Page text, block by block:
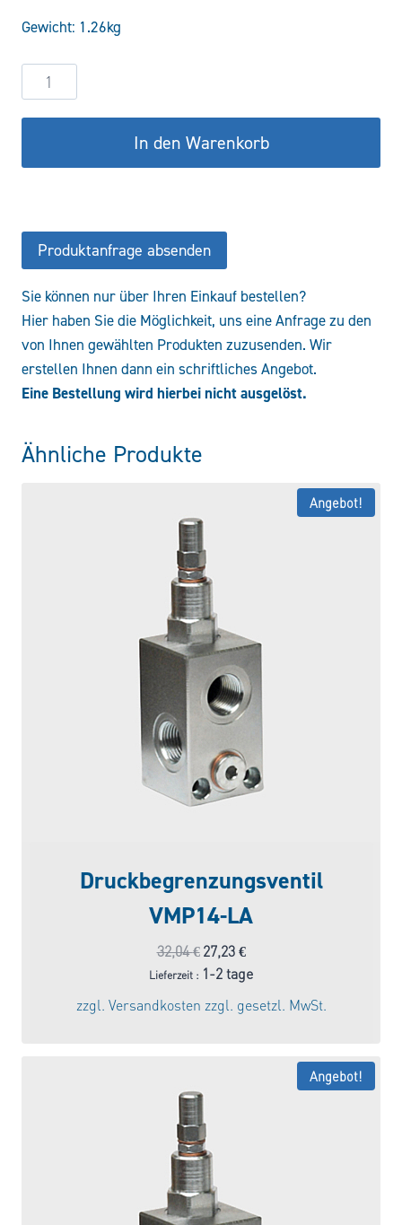
war:
256,23 €
Gewicht: 1.26kg
Stromteiler
Stahlguss
VEQ30
In den Warenkorb
Produktanfrage absenden
Sie können nur über Ihren Einkauf bestellen?
Hier haben Sie die Möglichkeit, uns eine Anfrage zu den
von Ihnen gewählten Produkten zuzusenden. Wir
erstellen Ihnen dann ein schriftliches Angebot.
Eine Bestellung wird hierbei nicht ausgelöst.
Ähnliche Produkte
Angebot!
Druckbegrenzungsventil
VMP14-LA
32,04€ Ursprünglicher
Preis
war:
32,04 €
27,23 €Aktueller
Preis
Lieferzeit : 1-2 tage
zzgl. Versandkosten zzgl. gesetzl. MwSt.
Angebot!